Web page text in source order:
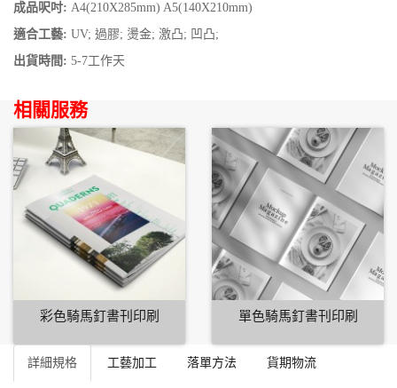
成品呎吋: A4(210X285mm) A5(140X210mm)
適合工藝: UV; 過膠; 燙金; 激凸; 凹凸;
出貨時間: 5-7工作天
相關服務
彩色騎馬釘書刊印刷 單色騎馬釘書刊印刷
詳細規格 工藝加工 落單方法 貨期物流